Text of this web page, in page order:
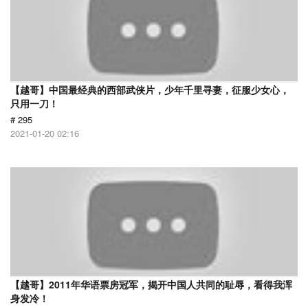
【越哥】中国最经典的西部武侠片，少年千里寻妻，征服少女心，
只用一刀！
# 295
2021-01-20 02:16
【越哥】2011年华语票房冠军，揭开中国人共同的耻辱，看得我浑
身发冷！